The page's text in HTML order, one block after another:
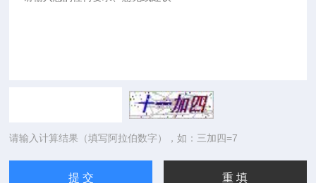
请输入计算结果（填写阿拉伯数字），如：三加四=7